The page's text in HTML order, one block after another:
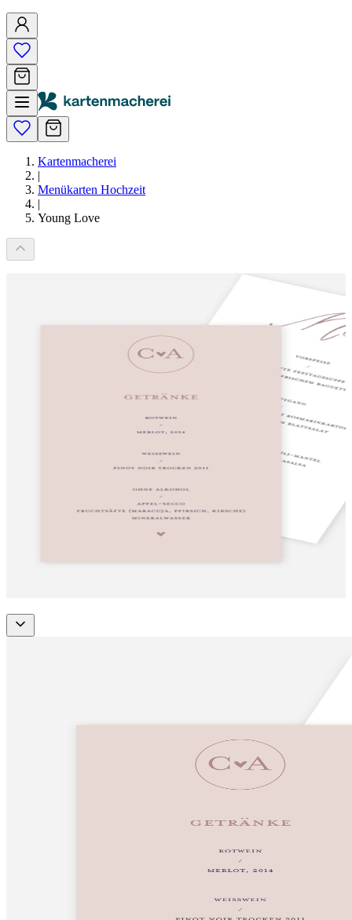
Kartenmacherei
|
Menükarten Hochzeit
|
Young Love